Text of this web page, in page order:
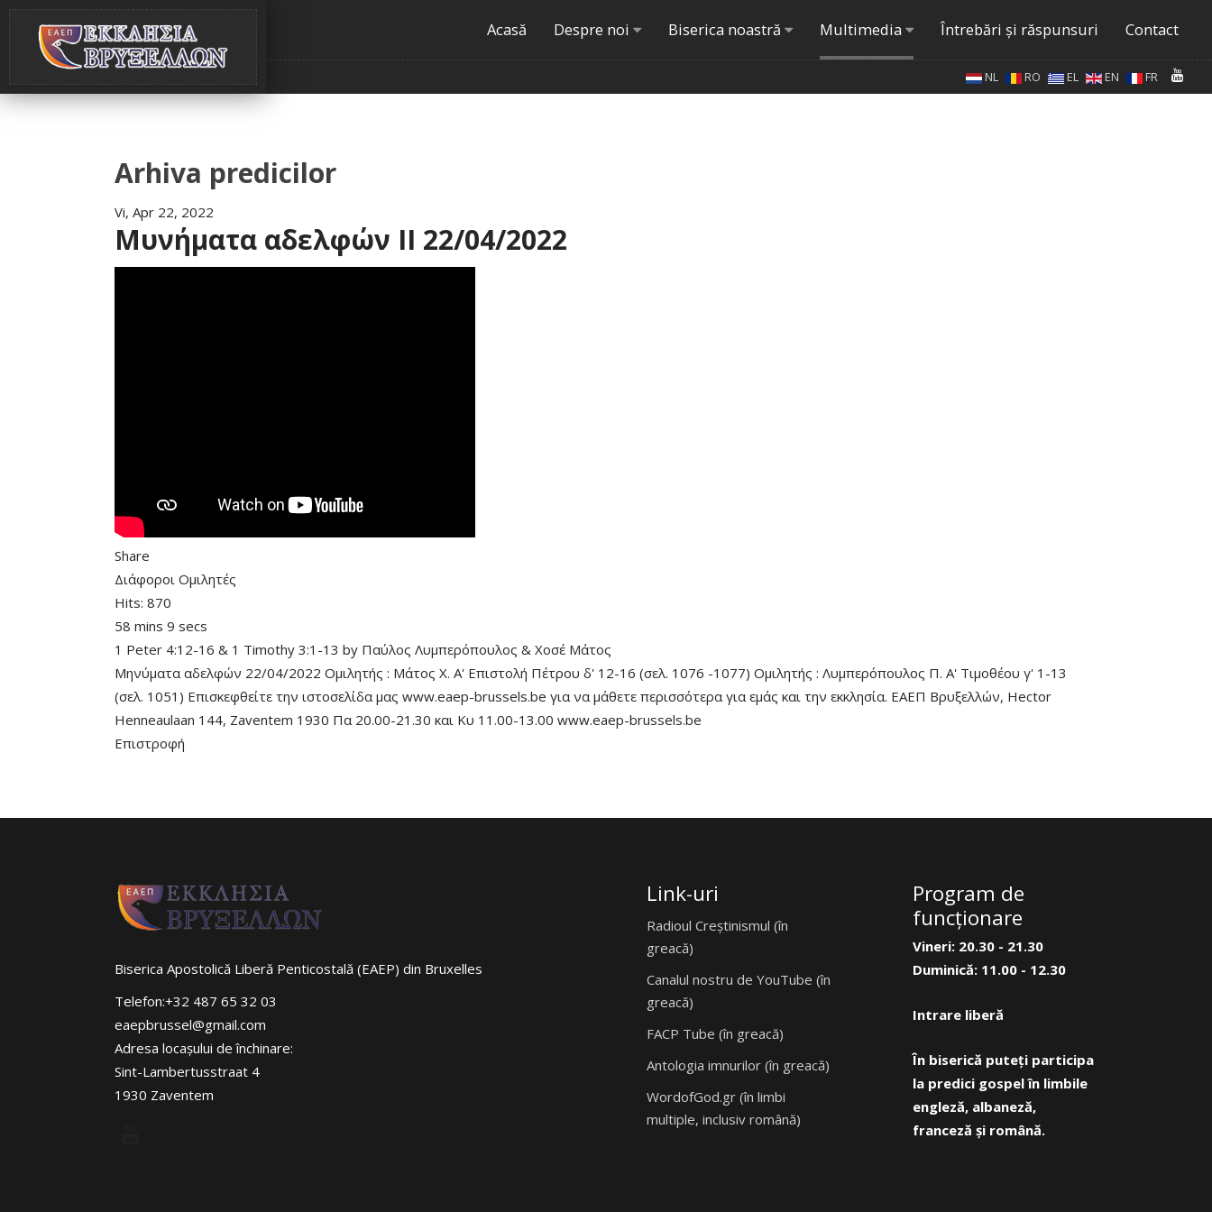
Acasă Despre noi Biserica noastră Multimedia Întrebări şi răspunsuri Contact
NL RO EL EN FR
Arhiva predicilor
Vi, Apr 22, 2022
Μυνήματα αδελφών II 22/04/2022
Share
Διάφοροι Ομιλητές
Hits: 870
58 mins 9 secs
1 Peter 4:12-16 & 1 Timothy 3:1-13 by Παύλος Λυμπερόπουλος & Χοσέ Μάτος
Μηνύματα αδελφών 22/04/2022 Ομιλητής : Μάτος Χ. Α' Επιστολή Πέτρου δ' 12-16 (σελ. 1076 -1077) Ομιλητής : Λυμπερόπουλος Π. A' Τιμοθέου γ' 1-13
(σελ. 1051) Επισκεφθείτε την ιστοσελίδα μας www.eaep-brussels.be για να μάθετε περισσότερα για εμάς και την εκκλησία. ΕΑΕΠ Βρυξελλών, Hector
Henneaulaan 144, Zaventem 1930 Πα 20.00-21.30 και Κυ 11.00-13.00 www.eaep-brussels.be
Επιστροφή
Biserica Apostolică Liberă Penticostală (EAEP) din Bruxelles
Telefon:+32 487 65 32 03
eaepbrussel@gmail.com
Adresa locaşului de închinare:
Sint-Lambertusstraat 4
1930 Zaventem
Link-uri
Radioul Creștinismul (în
greacă)
Canalul nostru de YouTube (în
greacă)
FACP Tube (în greacă)
Antologia imnurilor (în greacă)
WordofGod.gr (în limbi
multiple, inclusiv română)
Program de
funcţionare
Vineri: 20.30 - 21.30
Duminică: 11.00 - 12.30
Intrare liberă
În biserică puteți participa
la predici gospel în limbile
engleză, albaneză,
franceză și română.